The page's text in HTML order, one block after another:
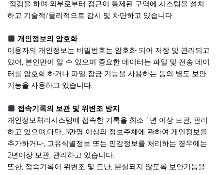
·점검을 하며 외부로부터 접근이 통제된 구역에 시스템을 설치
하고 기술적/물리적으로 감시 및 차단하고 있습니다.
개인정보의 암호화
이용자의 개인정보는 비밀번호는 암호화 되어 저장 및 관리되고
있어, 본인만이 알 수 있으며 중요한 데이터는 파일 및 전송 데이
터를 암호화 하거나 파일 잠금 기능을 사용하는 등의 별도 보안
기능을 사용하고 있습니다.
접속기록의 보관 및 위변조 방지
개인정보처리시스템에 접속한 기록을 최소 1년 이상 보관, 관리
하고 있으며,다만, 5만명 이상의 정보주체에 관하여 개인정보를
추가하거나, 고유식별정보 또는 민감정보를 처리하는 경우에는
2년이상 보관, 관리하고 있습니다.
또한, 접속기록이 위변조 및 도난, 분실되지 않도록 보안기능을